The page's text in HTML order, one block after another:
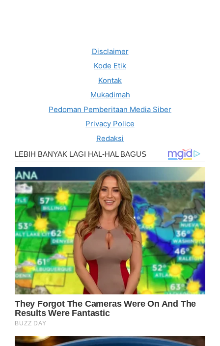
Disclaimer
Kode Etik
Kontak
Mukadimah
Pedoman Pemberitaan Media Siber
Privacy Police
Redaksi